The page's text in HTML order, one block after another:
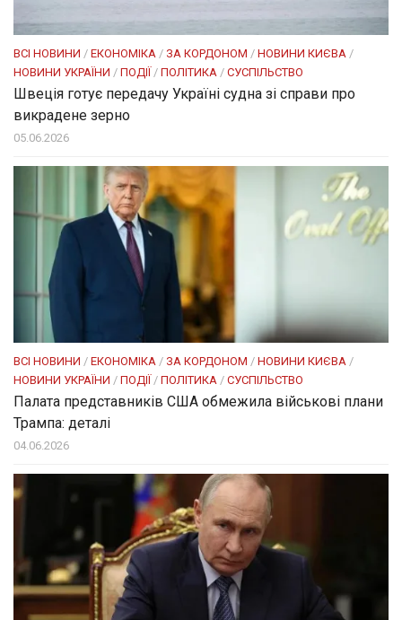
ВСІ НОВИНИ / ЕКОНОМІКА / ЗА КОРДОНОМ / НОВИНИ КИЄВА /
НОВИНИ УКРАЇНИ / ПОДІЇ / ПОЛІТИКА / СУСПІЛЬСТВО
Швеція готує передачу Україні судна зі справи про
викрадене зерно
05.06.2026
ВСІ НОВИНИ / ЕКОНОМІКА / ЗА КОРДОНОМ / НОВИНИ КИЄВА /
НОВИНИ УКРАЇНИ / ПОДІЇ/ ПОЛІТИКА / СУСПІЛЬСТВО
Палата представників США обмежила військові плани
Трампа: деталі
04.06.2026